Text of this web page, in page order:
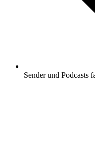
Sender und Podcasts